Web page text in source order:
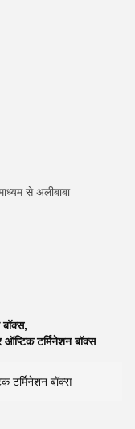
से अलीबाबा
बॉक्स,
ऑप्टिक टर्मिनेशन बॉक्स
टर्मिनेशन बॉक्स